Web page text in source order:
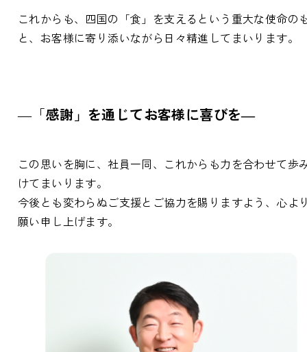
これからも、四国の「食」を支えるという重大な使命の
と、お客様に寄り添いながら日々精進してまいります。
―「感謝」を通じてお客様に喜びを―
この思いを胸に、社員一同、これからも力を合わせて歩
けてまいります。
今後とも変わらぬご支援とご協力を賜りますよう、心よ
願い申し上げます。